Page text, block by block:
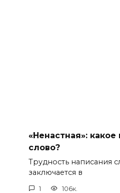
«Ненастная»:
слово?
Трудность написания
заключается в
1 106к.